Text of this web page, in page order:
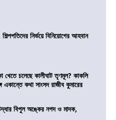
নির্ভয়ে বিনিয়োগের আহবান
খেতে চলেছে কালীঘাট তৃণমূল? কাকলি
একান্তে কথা সাংসদ রাজীব কুমারের
বিপুল অঙ্কের নগদ ও মাদক,